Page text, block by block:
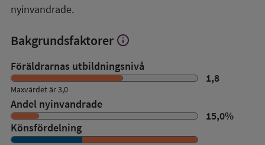
nyinvandrade.
Bakgrundsfaktorer Visa
om
Bakgrundsfaktorer
info
Föräldrarnas utbildningsnivå
1,8
Maxvärdet är 3,0
Andel nyinvandrade
15,0%
Könsfördelning